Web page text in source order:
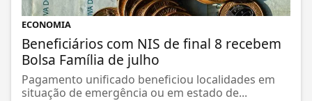
ECONOMIA
Beneficiários com NIS de final 8 recebem
Bolsa Família de julho
Pagamento unificado beneficiou localidades em
situação de emergência ou em estado de...